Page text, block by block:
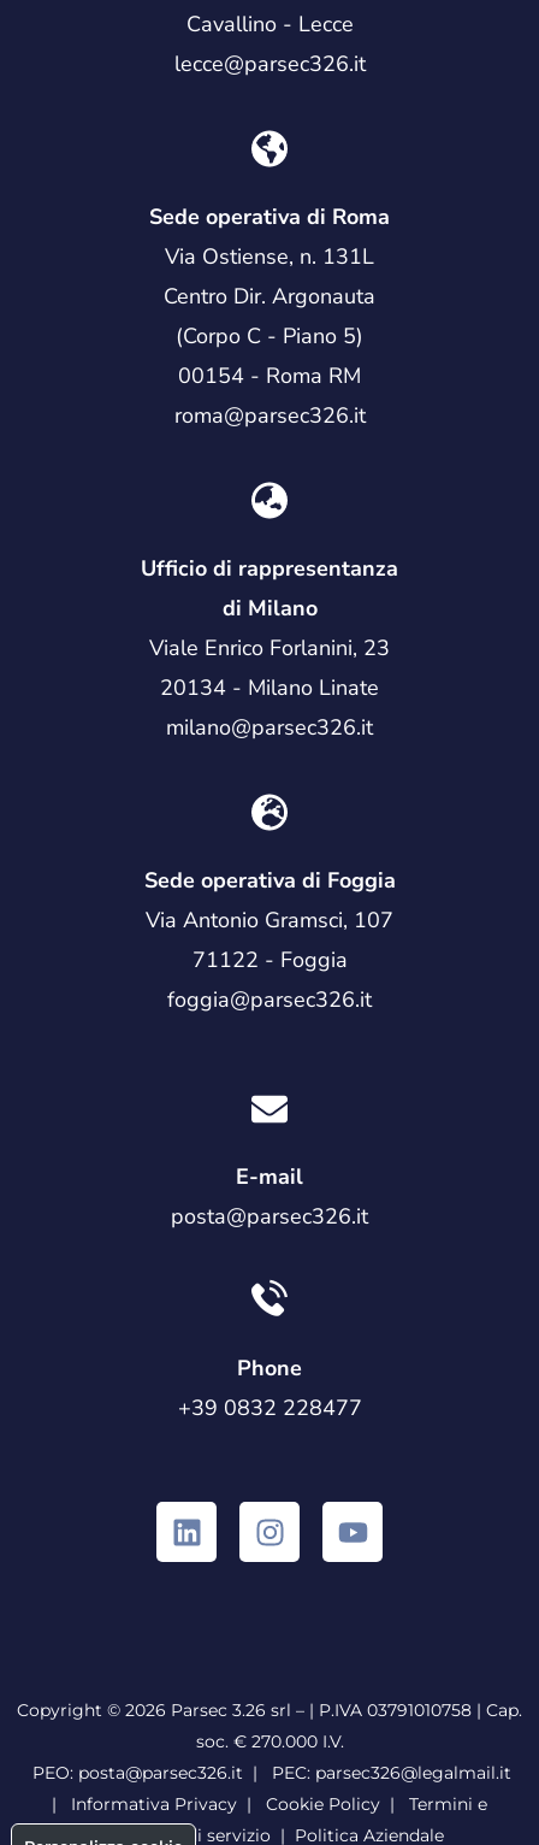
Cavallino - Lecce
lecce@parsec326.it
Sede operativa di Roma
Via Ostiense, n. 131L
Centro Dir. Argonauta
(Corpo C - Piano 5)
00154 - Roma RM
roma@parsec326.it
Ufficio di rappresentanza
di Milano
Viale Enrico Forlanini, 23
20134 - Milano Linate
milano@parsec326.it
Sede operativa di Foggia
Via Antonio Gramsci, 107
71122 - Foggia
foggia@parsec326.it
E-mail
posta@parsec326.it
Phone
+39 0832 228477
Copyright © 2026 Parsec 3.26 srl – | P.IVA 03791010758 | Cap.
soc. € 270.000 I.V.
PEO: posta@parsec326.it | PEC: parsec326@legalmail.it
|
Informativa Privacy | Cookie Policy |
Termini e
condizioni di servizio | Politica Aziendale